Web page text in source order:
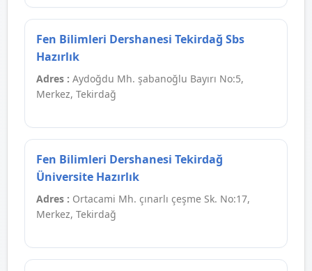
Fen Bilimleri Dershanesi Tekirdağ Sbs
Hazırlık
Adres : Aydoğdu Mh. şabanoğlu Bayırı No:5,
Merkez, Tekirdağ
Fen Bilimleri Dershanesi Tekirdağ
Üniversite Hazırlık
Adres : Ortacami Mh. çınarlı çeşme Sk. No:17,
Merkez, Tekirdağ